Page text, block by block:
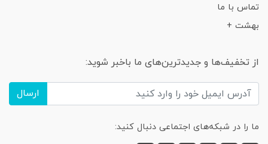
تماس با ما
بهشت +
از تخفیف‌ها و جدیدترین‌های ما باخبر شوید:
ارسال
ما را در شبکه‌های اجتماعی دنبال کنید: